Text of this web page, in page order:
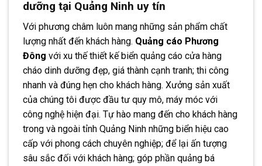
dưỡng tại Quảng Ninh uy tín
Với phương châm luôn mang những sản phẩm chất
lượng nhất đến khách hàng. Quảng cáo Phương
Đông với xu thế thiết kế biển quảng cáo cửa hàng
cháo dinh dưỡng đẹp, giá thành cạnh tranh; thi công
nhanh và đúng hẹn cho khách hàng. Xưởng sản xuất
của chúng tôi được đầu tư quy mô, máy móc với
công nghệ hiện đại. Tự hào mang đến cho khách hàng
trong và ngoài tỉnh Quảng Ninh những biển hiệu cao
cấp với phong cách chuyên nghiệp; để lại ấn tượng
sâu sắc đối với khách hàng; góp phần quảng bá